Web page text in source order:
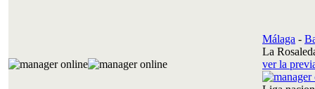
Málaga -
La
ver la